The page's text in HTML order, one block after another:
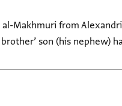
Makhmuri from
son (his nephew)